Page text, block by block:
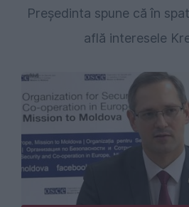
Președinta spune că în
află interesele